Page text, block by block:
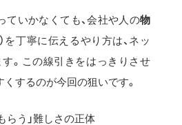
ていかなくても、会社や人の物
）を丁寧に伝えるやり方は、ネッ
。この線引きをはっきりさせ
くするのが今回の狙いです。
らう」難しさの正体